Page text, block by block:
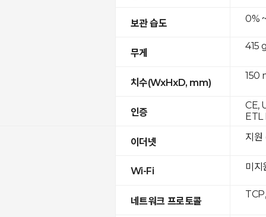
보관 습도
무게
치수(WxHxD, mm)
인증
이더넷
Wi-Fi
네트워크 프로토콜
0%
415
150
CE,
지
미지